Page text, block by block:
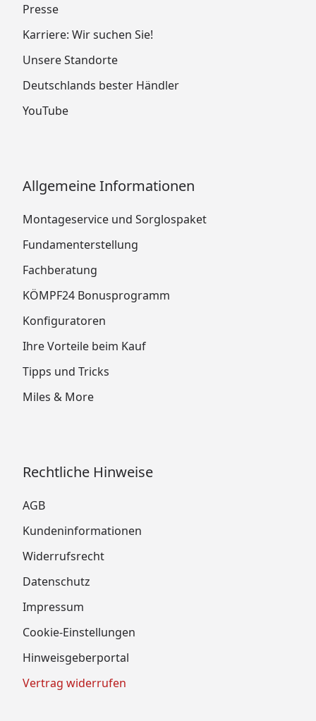
Presse
Karriere: Wir suchen Sie!
Unsere Standorte
Deutschlands bester Händler
YouTube
Allgemeine Informationen
Montageservice und Sorglospaket
Fundamenterstellung
Fachberatung
KÖMPF24 Bonusprogramm
Konfiguratoren
Ihre Vorteile beim Kauf
Tipps und Tricks
Miles & More
Rechtliche Hinweise
AGB
Kundeninformationen
Widerrufsrecht
Datenschutz
Impressum
Cookie-Einstellungen
Hinweisgeberportal
Vertrag widerrufen